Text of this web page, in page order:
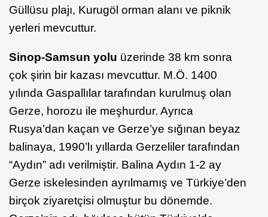
Güllüsu plajı, Kurugöl orman alanı ve piknik
yerleri mevcuttur.
Sinop-Samsun yolu üzerinde 38 km sonra
çok şirin bir kazası mevcuttur. M.Ö. 1400
yılında Gaspallılar tarafından kurulmuş olan
Gerze, horozu ile meşhurdur. Ayrıca
Rusya’dan kaçan ve Gerze’ye sığınan beyaz
balinaya, 1990’lı yıllarda Gerzeliler tarafından
“Aydın” adı verilmiştir. Balina Aydın 1-2 ay
Gerze iskelesinden ayrılmamış ve Türkiye’den
birçok ziyaretçisi olmuştur bu dönemde.